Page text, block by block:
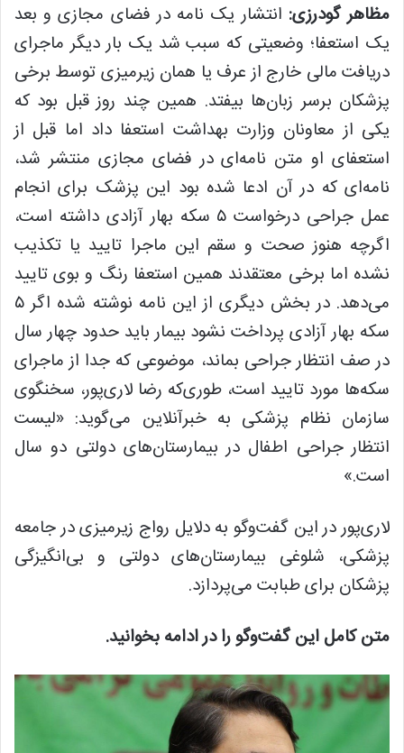
مظاهر گودرزی: انتشار یک نامه در فضای مجازی و بعد
یک استعفا؛ وضعیتی که سبب شد یک بار دیگر ماجرای
دریافت مالی خارج از عرف یا همان زیرمیزی توسط برخی
پزشکان برسر زبان‌ها بیفتد. همین چند روز قبل بود که
یکی از معاونان وزارت بهداشت استعفا داد اما قبل از
استعفای او متن نامه‌ای در فضای مجازی منتشر شد،
نامه‌ای که در آن ادعا شده بود این پزشک برای انجام
عمل جراحی درخواست ۵ سکه بهار آزادی داشته است،
اگرچه هنوز صحت و سقم این ماجرا تایید یا تکذیب
نشده اما برخی معتقدند همین استعفا رنگ و بوی تایید
می‌دهد. در بخش دیگری از این نامه نوشته شده اگر ۵
سکه بهار آزادی پرداخت نشود بیمار باید حدود چهار سال
در صف انتظار جراحی بماند، موضوعی که جدا از ماجرای
سکه‌ها مورد تایید است، طوری‌که رضا لاری‌پور، سخنگوی
سازمان نظام پزشکی به خبرآنلاین می‌گوید: «لیست
انتظار جراحی اطفال در بیمارستان‌های دولتی دو سال
است.»
لاری‌پور در این گفت‌وگو به دلایل رواج زیرمیزی در جامعه
پزشکی، شلوغی بیمارستان‌های دولتی و بی‌انگیزگی
پزشکان برای طبابت می‌پردازد.
متن کامل این گفت‌وگو را در ادامه بخوانید.